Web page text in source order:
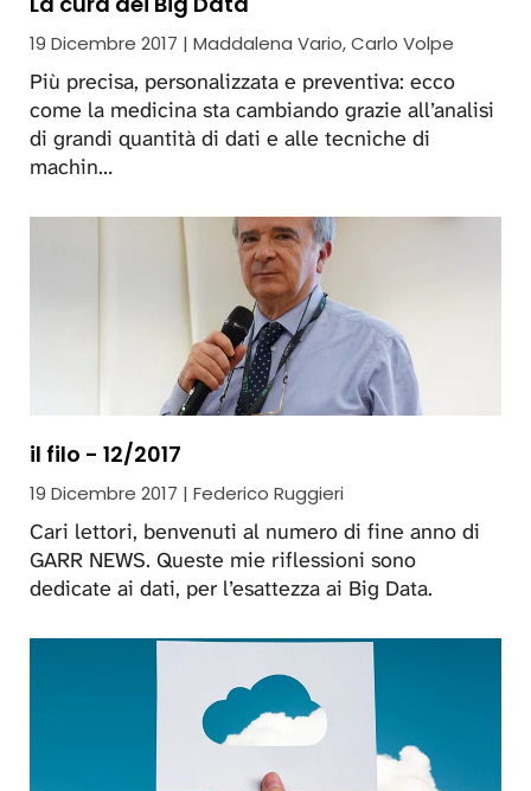
19 Dicembre 2017 | Maddalena Vario, Carlo Volpe
Più precisa, personalizzata e preventiva: ecco
come la medicina sta cambiando grazie all’analisi
di grandi quantità di dati e alle tecniche di
machin…
il filo - 12/2017
19 Dicembre 2017 | Federico Ruggieri
Cari lettori, benvenuti al numero di fine anno di
GARR NEWS. Queste mie riflessioni sono
dedicate ai dati, per l’esattezza ai Big Data.